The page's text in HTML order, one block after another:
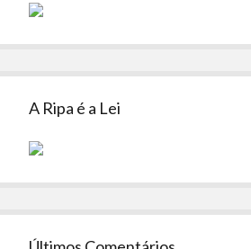
A Ripa é a Lei